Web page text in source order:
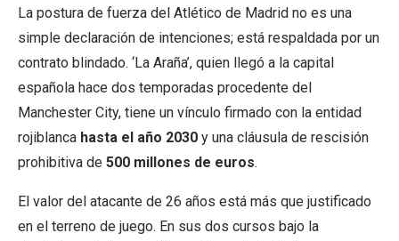
La postura de fuerza del Atlético de Madrid no es una
simple declaración de intenciones; está respaldada por un
contrato blindado. ‘La Araña’, quien llegó a la capital
española hace dos temporadas procedente del
Manchester City, tiene un vínculo firmado con la entidad
rojiblanca hasta el año 2030 y una cláusula de rescisión
prohibitiva de 500 millones de euros.
El valor del atacante de 26 años está más que justificado
en el terreno de juego. En sus dos cursos bajo la